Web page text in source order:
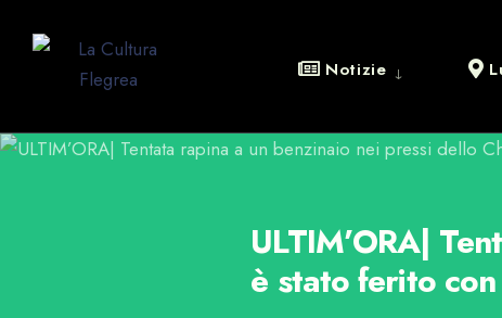
Notizie
ULTIM’ORA|
è stato ferito